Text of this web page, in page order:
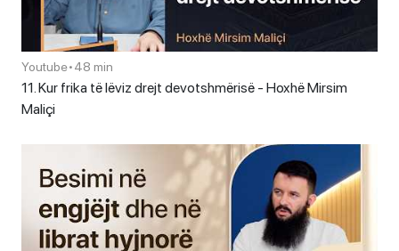
Youtube•48 min
11. Kur frika të lëviz drejt devotshmërisë - Hoxhë Mirsim
Maliçi